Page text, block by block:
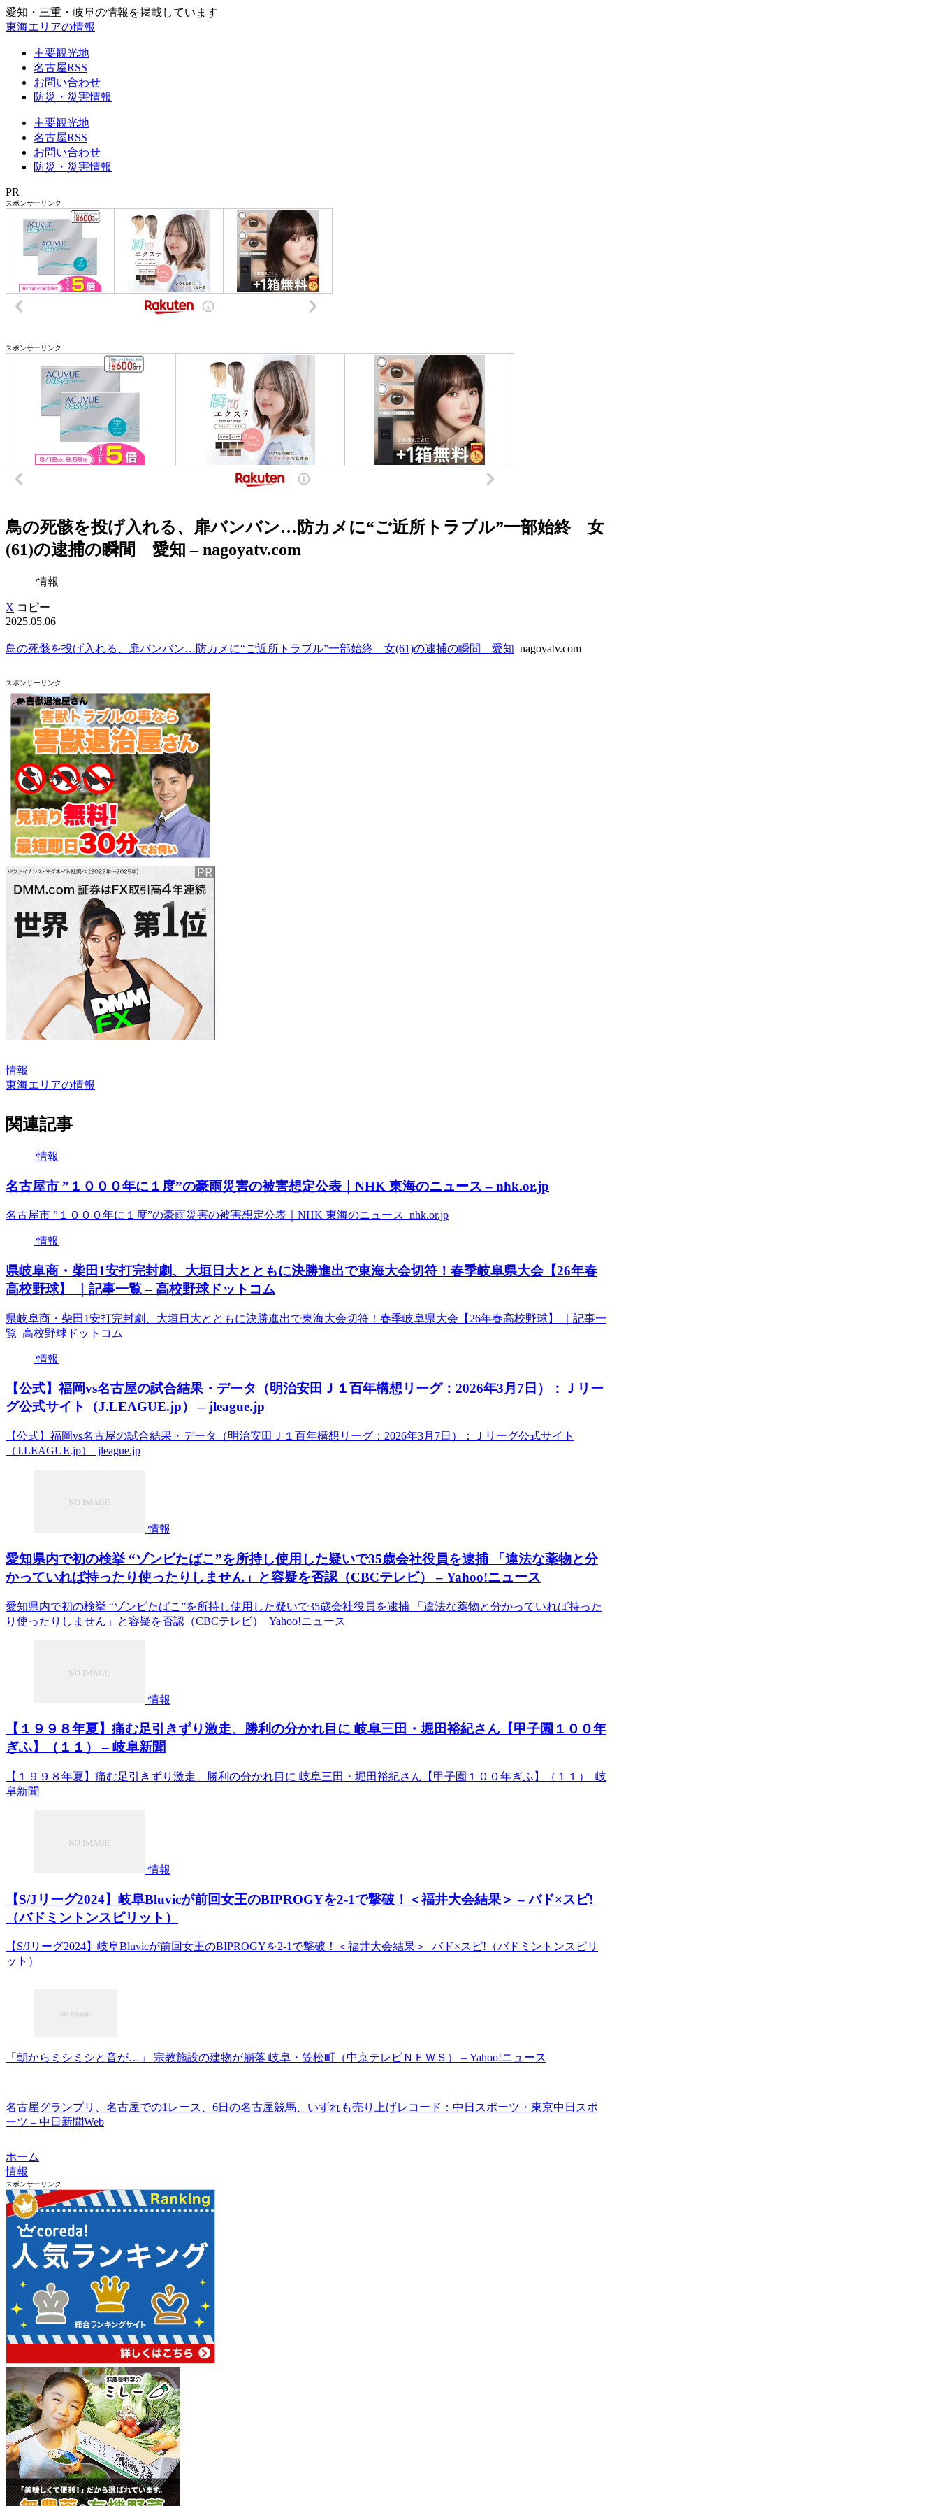
愛知・三重・岐阜の情報を掲載しています
東海エリアの情報
主要観光地
名古屋RSS
お問い合わせ
防災・災害情報
主要観光地
名古屋RSS
お問い合わせ
防災・災害情報
PR
スポンサーリンク
スポンサーリンク
鳥の死骸を投げ入れる、扉バンバン…防カメに“ご近所トラブル”一部始終 女
(61)の逮捕の瞬間 愛知 – nagoyatv.com
情報
X コピー
2025.05.06
鳥の死骸を投げ入れる、扉バンバン…防カメに“ご近所トラブル”一部始終 女(61)の逮捕の瞬間 愛知 nagoyatv.com
スポンサーリンク
情報
東海エリアの情報
関連記事
情報
名古屋市 ”１０００年に１度”の豪雨災害の被害想定公表｜NHK 東海のニュース – nhk.or.jp
名古屋市 ”１０００年に１度”の豪雨災害の被害想定公表｜NHK 東海のニュース nhk.or.jp
情報
県岐阜商・柴田1安打完封劇、大垣日大とともに決勝進出で東海大会切符！春季岐阜県大会【26年春
高校野球】 ｜記事一覧 – 高校野球ドットコム
県岐阜商・柴田1安打完封劇、大垣日大とともに決勝進出で東海大会切符！春季岐阜県大会【26年春高校野球】 ｜記事一
覧 高校野球ドットコム
情報
【公式】福岡vs名古屋の試合結果・データ（明治安田Ｊ１百年構想リーグ：2026年3月7日）：Ｊリー
グ公式サイト（J.LEAGUE.jp） – jleague.jp
【公式】福岡vs名古屋の試合結果・データ（明治安田Ｊ１百年構想リーグ：2026年3月7日）：Ｊリーグ公式サイト
（J.LEAGUE.jp） jleague.jp
情報
愛知県内で初の検挙 “ゾンビたばこ”を所持し使用した疑いで35歳会社役員を逮捕 「違法な薬物と分
かっていれば持ったり使ったりしません」と容疑を否認（CBCテレビ） – Yahoo!ニュース
愛知県内で初の検挙 “ゾンビたばこ”を所持し使用した疑いで35歳会社役員を逮捕 「違法な薬物と分かっていれば持った
り使ったりしません」と容疑を否認（CBCテレビ） Yahoo!ニュース
情報
【１９９８年夏】痛む足引きずり激走、勝利の分かれ目に 岐阜三田・堀田裕紀さん【甲子園１００年
ぎふ】（１１） – 岐阜新聞
【１９９８年夏】痛む足引きずり激走、勝利の分かれ目に 岐阜三田・堀田裕紀さん【甲子園１００年ぎふ】（１１） 岐
阜新聞
情報
【S/Jリーグ2024】岐阜Bluvicが前回女王のBIPROGYを2-1で撃破！＜福井大会結果＞ – バド×スピ!
（バドミントンスピリット）
【S/Jリーグ2024】岐阜Bluvicが前回女王のBIPROGYを2-1で撃破！＜福井大会結果＞ バド×スピ!（バドミントンスピリ
ット）
「朝からミシミシと音が…」 宗教施設の建物が崩落 岐阜・笠松町（中京テレビＮＥＷＳ） – Yahoo!ニュース
名古屋グランプリ、名古屋での1レース、6日の名古屋競馬、いずれも売り上げレコード：中日スポーツ・東京中日スポ
ーツ – 中日新聞Web
ホーム
情報
スポンサーリンク